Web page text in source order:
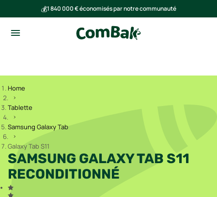
💰1 840 000 € économisés par notre communauté
Home
Tablette
Samsung Galaxy Tab
Galaxy Tab S11
SAMSUNG GALAXY TAB S11
RECONDITIONNÉ